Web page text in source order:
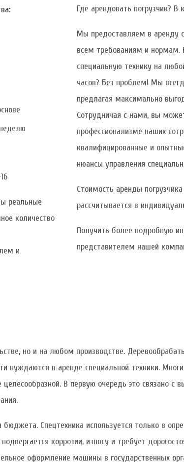
реальные
количество
и
Где арендовать погрузчик? В
Мы предоставляем в аренду
всем требованиям и
специальную технику на
часов? Без проблем! Мы
предлагая максимально
Сотрудничая с нами, вы
профессионализме наших
квалифицированные и
нюансы управления
Стоимость аренды
рассчитывается в
Получить более подробную
представителем нашей
но и на любом производстве.
нуждаются в аренде специальной техники.
целесообразной. В первую очередь это связано
Спецтехника используется только в
коррозии, износу и требует
оформление машины в государственных